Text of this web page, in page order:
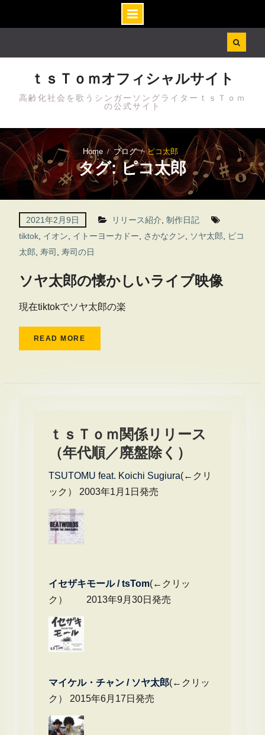
ｔｓＴｏｍオフィシャルサイト
高齢化社会を歌うシンガーソングライターｔｓＴｏｍ
の公式サイト
Home ブログ ピコ太郎
タグ: ピコ太郎
2021年2月9日 リリース紹介 制作日記
tiktok, イオン イトーヨーカドー さかなクン ソヤ太郎
ピコ
太郎 寿司 寿司の日
ソヤ太郎の懐かしいライブ映像
現在tiktokでソヤ太郎の楽
READ MORE
ｔｓＴｏｍ関係リリース
（年代順／廃盤除く）
TSUTOMU feat. Koichi Sugiura(←クリ
ック） 2003年1月1日発売
イセザキモール / tsTom(←クリッ
ク） 2013年9月30日発売
マイケル・チャ ン / ソヤ太郎(←クリッ
ク） 2015年6月17日発売